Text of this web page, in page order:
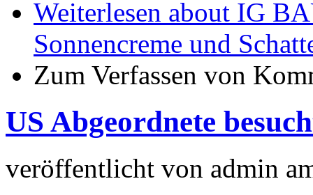
Weiterlesen about IG
Sonnencreme und
Zum Verfassen von
US Abgeordnete
veröffentlicht von admin